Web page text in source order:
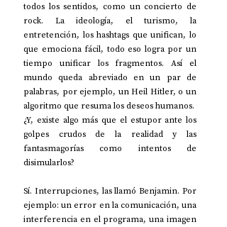
todos los sentidos, como un concierto de
rock. La ideología, el turismo, la
entretención, los hashtags que unifican, lo
que emociona fácil, todo eso logra por un
tiempo unificar los fragmentos. Así el
mundo queda abreviado en un par de
palabras, por ejemplo, un Heil Hitler, o un
algoritmo que resuma los deseos humanos.
¿Y, existe algo más que el estupor ante los
golpes crudos de la realidad y las
fantasmagorías como intentos de
disimularlos?
Sí. Interrupciones, las llamó Benjamin. Por
ejemplo: un error en la comunicación, una
interferencia en el programa, una imagen